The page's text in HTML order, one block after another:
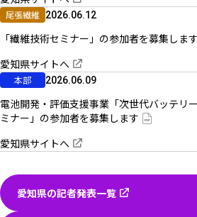
尾張繊維 2026.06.12
「繊維技術セミナー」の参加者を募集します
愛知県サイトへ
本部 2026.06.09
電池開発・評価支援事業「次世代バッテリ
ミナー」の参加者を募集します
愛知県サイトへ
愛知県の記者発表一覧